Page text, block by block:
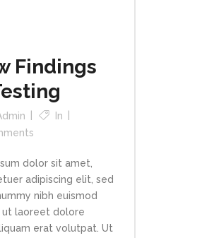
Findings
In
dolor sit amet,
adipiscing elit, sed
nibh euismod
ut laoreet dolore
erat volutpat. Ut